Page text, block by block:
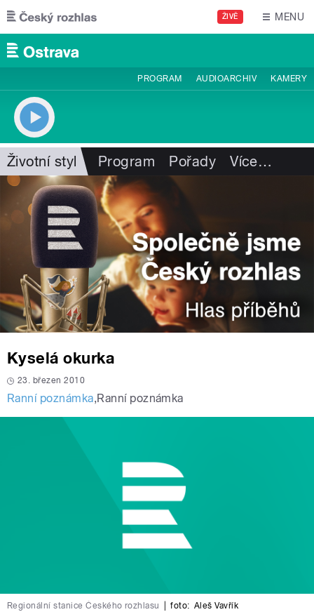
Přejít k hlavnímu obsahu
ŽIVĚ MENU
PROGRAM AUDIOARCHIV KAMERY
Životní styl Program Pořady Více…
Kyselá okurka
23. březen 2010
Ranní poznámka,Ranní poznámka
Regionální stanice Českého rozhlasu foto: Aleš Vavřík